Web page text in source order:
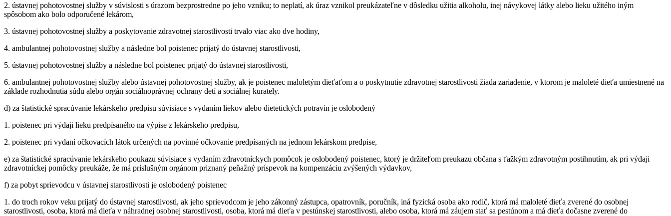
2. ústavnej pohotovostnej služby v súvislosti s úrazom bezprostredne po jeho vzniku; to neplatí, ak úraz vznikol preukázateľne v dôsledku užitia alkoholu, inej návykovej látky alebo lieku užitého iným
spôsobom ako bolo odporučené lekárom,
3. ústavnej pohotovostnej služby a poskytovanie zdravotnej starostlivosti trvalo viac ako dve hodiny,
4. ambulantnej pohotovostnej služby a následne bol poistenec prijatý do ústavnej starostlivosti,
5. ústavnej pohotovostnej služby a následne bol poistenec prijatý do ústavnej starostlivosti,
6. ambulantnej pohotovostnej služby alebo ústavnej pohotovostnej služby, ak je poistenec maloletým dieťaťom a o poskytnutie zdravotnej starostlivosti žiada zariadenie, v ktorom je maloleté dieťa umiestnené na
základe rozhodnutia súdu alebo orgán sociálnoprávnej ochrany detí a sociálnej kurately.
d) za štatistické spracúvanie lekárskeho predpisu súvisiace s vydaním liekov alebo dietetických potravín je oslobodený
1. poistenec pri výdaji lieku predpísaného na výpise z lekárskeho predpisu,
2. poistenec pri vydaní očkovacích látok určených na povinné očkovanie predpísaných na jednom lekárskom predpise,
e) za štatistické spracúvanie lekárskeho poukazu súvisiace s vydaním zdravotníckych pomôcok je oslobodený poistenec, ktorý je držiteľom preukazu občana s ťažkým zdravotným postihnutím, ak pri výdaji
zdravotníckej pomôcky preukáže, že má príslušným orgánom priznaný peňažný príspevok na kompenzáciu zvýšených výdavkov,
f) za pobyt sprievodcu v ústavnej starostlivosti je oslobodený poistenec
1. do troch rokov veku prijatý do ústavnej starostlivosti, ak jeho sprievodcom je jeho zákonný zástupca, opatrovník, poručník, iná fyzická osoba ako rodič, ktorá má maloleté dieťa zverené do osobnej
starostlivosti, osoba, ktorá má dieťa v náhradnej osobnej starostlivosti, osoba, ktorá má dieťa v pestúnskej starostlivosti, alebo osoba, ktorá má záujem stať sa pestúnom a má dieťa dočasne zverené do